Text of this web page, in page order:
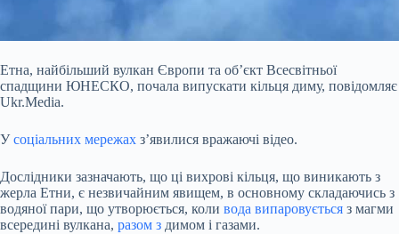
Етна, найбільший вулкан Європи та об’єкт Всесвітньої
спадщини ЮНЕСКО, почала випускати кільця диму, повідомляє
Ukr.Media.
Усоціальних мережах з’явилися вражаючі відео.
Дослідники зазначають, що ці вихрові кільця, що виникають з
жерла Етни, є незвичайним явищем, в основному складаючись з
водяної пари, що утворюється, коли вода випаровується з магми
всередині вулкана, разом з димом і газами.